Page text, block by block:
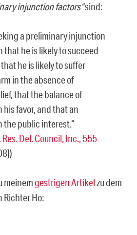
injunction factors“sind:
a preliminary injunction
that he is likely to succeed
he is likely to suffer
in the absence of
that the balance of
his favor, and that an
the public interest.“
Def. Council, Inc., 555
meinemgestrigen Artikelzu dem
Richter Ho: